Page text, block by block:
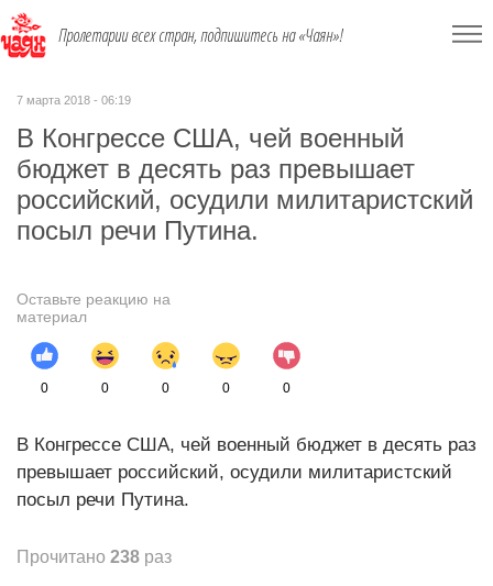
Пролетарии всех стран, подпишитесь на «Чаян»!
7 марта 2018 - 06:19
В Конгрессе США, чей военный
бюджет в десять раз превышает
российский, осудили милитаристcкий
посыл речи Путина.
Оставьте реакцию на
материал
0 0 0 0 0
В Конгрессе США, чей военный бюджет в десять раз
превышает российский, осудили милитаристский
посыл речи Путина.
Прочитано 238 раз